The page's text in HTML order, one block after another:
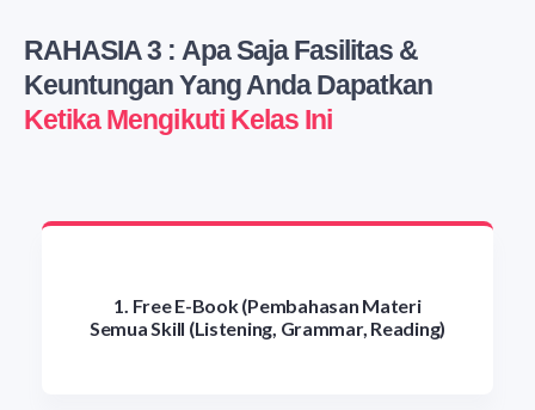
RAHASIA 3 : Apa Saja Fasilitas &
Keuntungan Yang Anda Dapatkan
Ketika Mengikuti Kelas Ini
1. Free E-Book (Pembahasan Materi
Semua Skill (Listening, Grammar, Reading)